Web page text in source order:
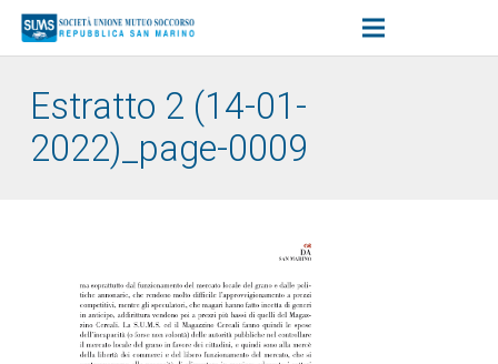
Estratto 2 (14-01-
2022)_page-0009